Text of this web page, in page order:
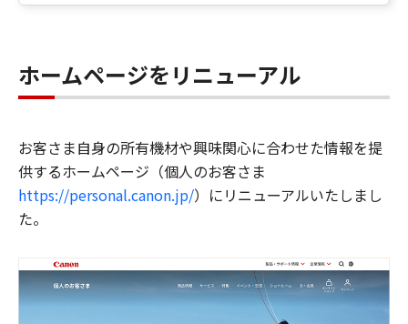
ホームページをリニューアル
お客さま自身の所有機材や興味関心に合わせた情報を提
供するホームページ（個人のお客さま
https://personal.canon.jp/）にリニューアルいたしまし
た。